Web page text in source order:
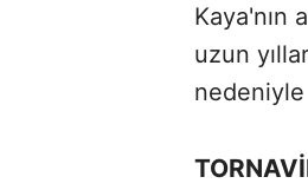
Kaya'nın
uzun
nedeniyle